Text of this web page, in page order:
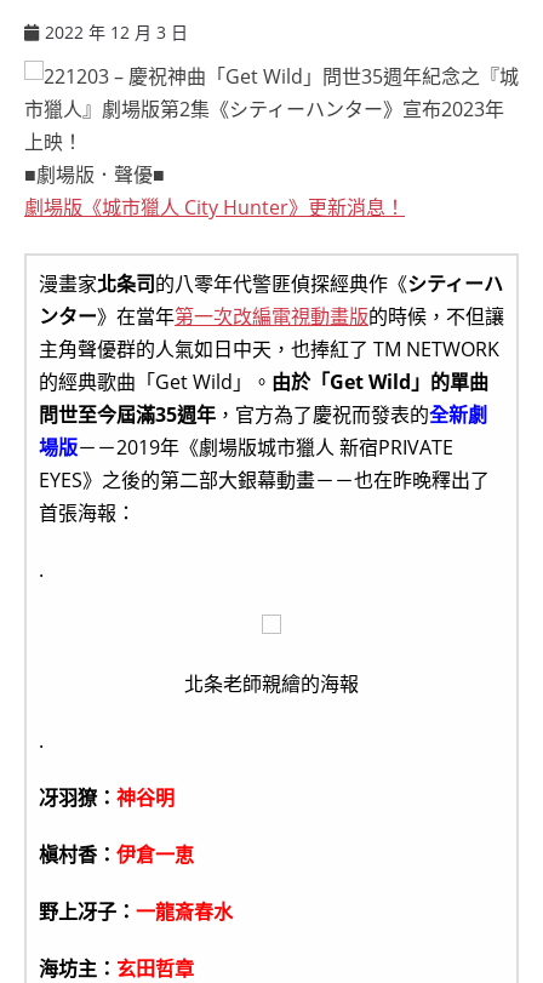
2022 年 12 月 3 日
■劇場版．聲優■
劇場版《城市獵人 City Hunter》更新消息！
漫畫家北条司的八零年代警匪偵探經典作《シティーハ
ンター》在當年第一次改編電視動畫版的時候，不但讓
主角聲優群的人氣如日中天，也捧紅了 TM NETWORK
的經典歌曲「Get Wild」。 由於「Get Wild」的單曲
問世至今屆滿35週年 ，官方為了慶祝而發表的全新劇
場版－－2019年《劇場版城市獵人 新宿PRIVATE
EYES》之後的第二部大銀幕動畫－－也在昨晚釋出了
首張海報：
.
北条老師親繪的海報
.
冴羽獠： 神谷明
槇村香： 伊倉一恵
野上冴子： 一龍斎春水
海坊主： 玄田哲章